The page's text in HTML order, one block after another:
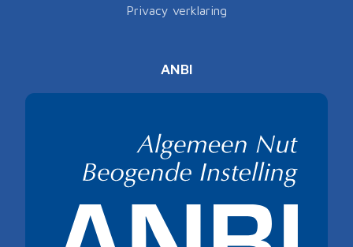
Privacy verklaring
ANBI